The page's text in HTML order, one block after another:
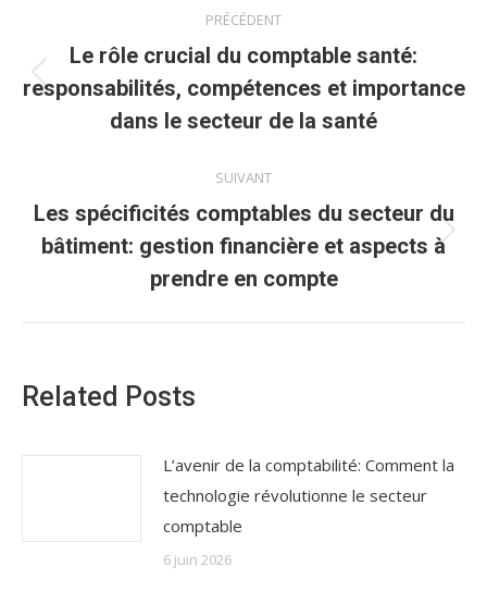
article
PRÉCÉDENT
Article
précédent
Le rôle crucial du comptable santé:
responsabilités, compétences et importance
dans le secteur de la santé
SUIVANT
Article
suivant
Les spécificités comptables du secteur du
bâtiment: gestion financière et aspects à
prendre en compte
Related Posts
L’avenir de la comptabilité: Comment la
technologie révolutionne le secteur
comptable
6 juin 2026